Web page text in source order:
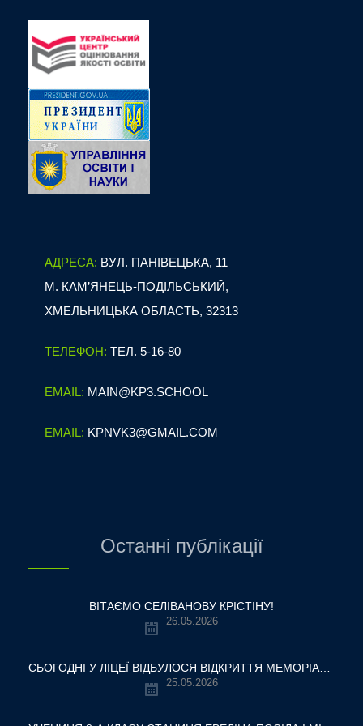
АДРЕСА: ВУЛ. ПАНІВЕЦЬКА, 11
М. КАМ’ЯНЕЦЬ-ПОДІЛЬСЬКИЙ,
ХМЕЛЬНИЦЬКА ОБЛАСТЬ, 32313
ТЕЛЕФОН: ТЕЛ. 5-16-80
EMAIL: MAIN@KP3.SCHOOL
EMAIL: KPNVK3@GMAIL.COM
Останні публікації
ВІТАЄМО СЕЛІВАНОВУ КРІСТІНУ!
26.05.2026
25.05.2026